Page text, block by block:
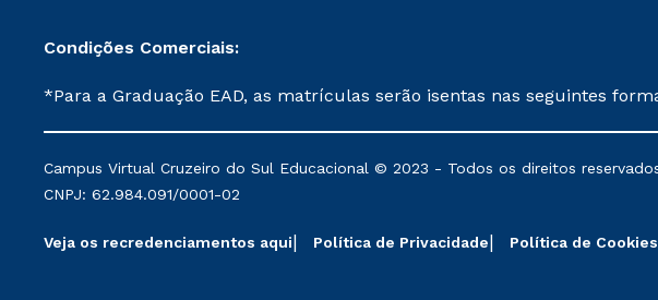
Condições Comerciais:
*Para a Graduação EAD, as matrículas serão isentas nas seguintes
mantidos conforme negociação. Descontos institucionais poderão
serviços.
Campus Virtual Cruzeiro do Sul Educacional © 2023 - Todos os direitos
CNPJ: 62.984.091/0001-02
Veja os recredenciamentos aqui Política de Privacidade Política de Cookies